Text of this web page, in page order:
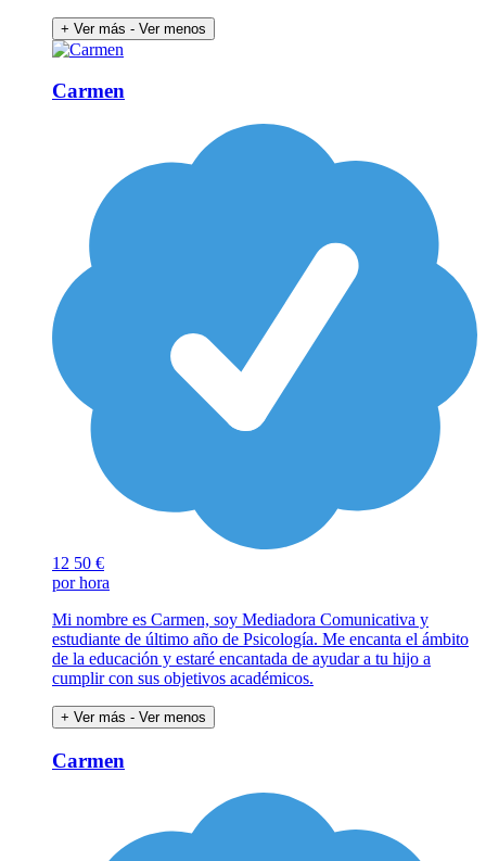
+ Ver más - Ver menos
Carmen
12 50 €
por hora
Mi nombre es Carmen, soy Mediadora Comunicativa y
estudiante de último año de Psicología. Me encanta el ámbito
de la educación y estaré encantada de ayudar a tu hijo a
cumplir con sus objetivos académicos.
+ Ver más - Ver menos
Carmen